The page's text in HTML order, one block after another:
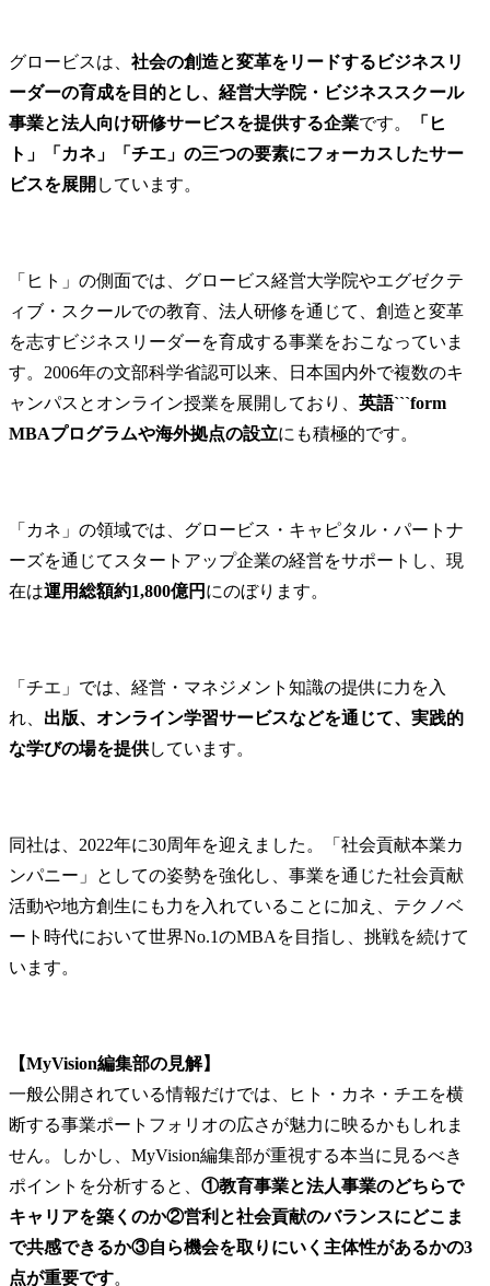
グロービスは、 社会の創造と変革をリードするビジネスリ
ーダーの育成を目的とし、経営大学院・ビジネススクール
事業と法人向け研修サービスを提供する企業です。
「ヒ
ト」「カネ」「チエ」の三つの要素にフォーカスしたサー
ビスを展開 しています。
「ヒト」の側面では、グロービス経営大学院やエグゼクテ
ィブ・スクールでの教育、法人研修を通じて、創造と変革
を志すビジネスリーダーを育成する事業をおこなっていま
す。2006年の文部科学省認可以来、日本国内外で複数のキ
ャンパスとオンライン授業を展開しており、 英語```form
MBAプログラムや海外拠点の設立にも積極的です。
「カネ」の領域では、グロービス・キャピタル・パートナ
ーズを通じてスタートアップ企業の経営をサポートし、現
在は運用総額約1,800億円 にのぼります。
「チエ」では、経営・マネジメント知識の提供に力を入
れ、 出版、オンライン学習サービスなどを通じて、実践的
な学びの場を提供しています。
同社は、2022年に30周年を迎えました。「社会貢献本業カ
ンパニー」としての姿勢を強化し、事業を通じた社会貢献
活動や地方創生にも力を入れていることに加え、テクノベ
ート時代において世界No.1のMBAを目指し、挑戦を続けて
います。
【MyVision編集部の見解】
一般公開されている情報だけでは、ヒト・カネ・チエを横
断する事業ポートフォリオの広さが魅力に映るかもしれま
せん。しかし、MyVision編集部が重視する本当に見るべき
ポイントを分析すると、 ①教育事業と法人事業のどちらで
キャリアを築くのか②営利と社会貢献のバランスにどこま
で共感できるか③自ら機会を取りにいく主体性があるかの3
点が重要です。